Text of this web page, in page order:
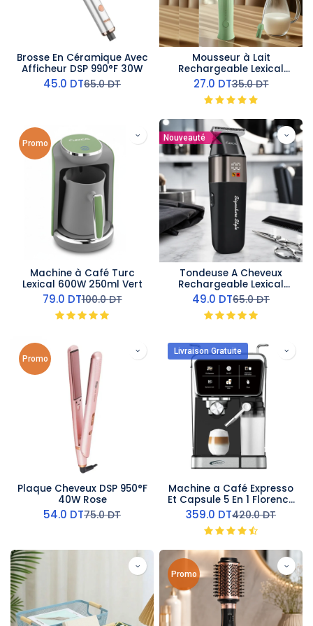
Brosse En Céramique Avec
Afficheur DSP 990°F 30W
45.0 DT65.0DT
Mousseur à Lait
Rechargeable Lexical
8500RPM - Batteur 2-en-1
– Vert
27.0 DT35.0DT
Promo
Machine à Café Turc
Lexical 600W 250ml Vert
79.0 DT100.0DT
Nouveauté
Tondeuse A Cheveux
Rechargeable Lexical
LHC-5636-5W
49.0 DT65.0DT
Promo
Plaque Cheveux DSP 950°F
40W Rose
54.0 DT75.0DT
Livraison Gratuite
Machine a Café Expresso
Et Capsule 5 En 1 Florence
1350W
359.0 DT420.0DT
Promo